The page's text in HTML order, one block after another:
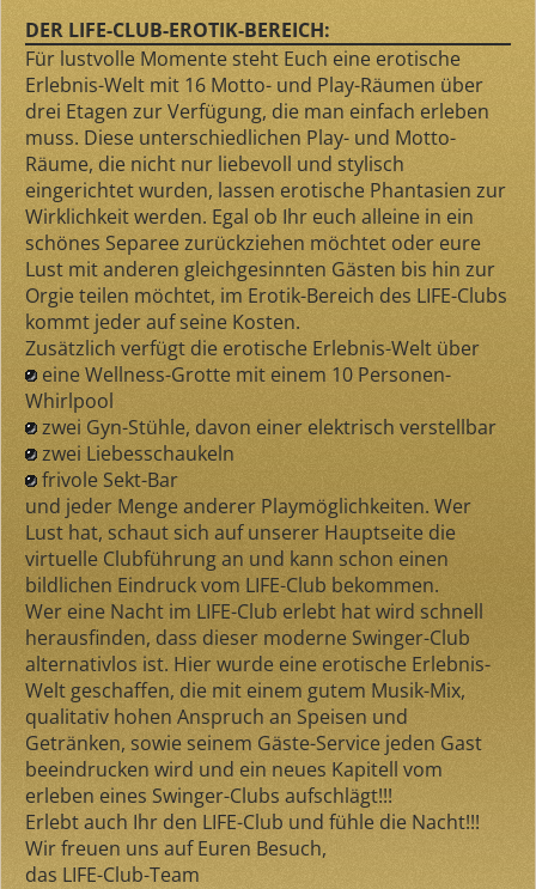
DER LIFE-CLUB-EROTIK-BEREICH:
Für lustvolle Momente steht Euch eine erotische
Erlebnis-Welt mit 16 Motto- und Play-Räumen über
drei Etagen zur Verfügung, die man einfach erleben
muss. Diese unterschiedlichen Play- und Motto-
Räume, die nicht nur liebevoll und stylisch
eingerichtet wurden, lassen erotische Phantasien zur
Wirklichkeit werden. Egal ob Ihr euch alleine in ein
schönes Separee zurückziehen möchtet oder eure
Lust mit anderen gleichgesinnten Gästen bis hin zur
Orgie teilen möchtet, im Erotik-Bereich des LIFE-Clubs
kommt jeder auf seine Kosten.
Zusätzlich verfügt die erotische Erlebnis-Welt über
eine Wellness-Grotte mit einem 10 Personen-
Whirlpool
zwei Gyn-Stühle, davon einer elektrisch verstellbar
zwei Liebesschaukeln
frivole Sekt-Bar
und jeder Menge anderer Playmöglichkeiten. Wer
Lust hat, schaut sich auf unserer Hauptseite die
virtuelle Clubführung an und kann schon einen
bildlichen Eindruck vom LIFE-Club bekommen.
Wer eine Nacht im LIFE-Club erlebt hat wird schnell
herausfinden, dass dieser moderne Swinger-Club
alternativlos ist. Hier wurde eine erotische Erlebnis-
Welt geschaffen, die mit einem gutem Musik-Mix,
qualitativ hohen Anspruch an Speisen und
Getränken, sowie seinem Gäste-Service jeden Gast
beeindrucken wird und ein neues Kapitell vom
erleben eines Swinger-Clubs aufschlägt!!!
Erlebt auch Ihr den LIFE-Club und fühle die Nacht!!!
Wir freuen uns auf Euren Besuch,
das LIFE-Club-Team